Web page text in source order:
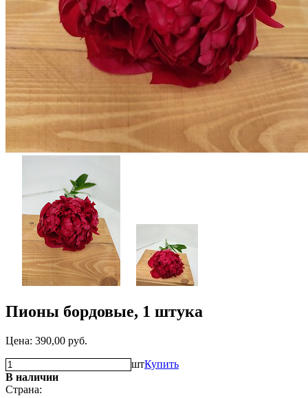
Пионы бордовые, 1 штука
Цена: 390,00 руб.
штКупить
В наличии
Страна: